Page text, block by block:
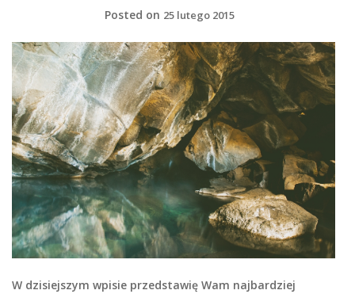
Posted on 25 lutego 2015
W dzisiejszym wpisie przedstawię Wam najbardziej